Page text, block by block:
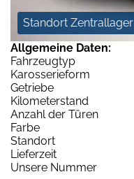
Standort Zentrallager
Allgemeine Daten:
Fahrzeugtyp
Karosserieform
Getriebe
Kilometerstand
Anzahl der Türen
Farbe
Standort
Lieferzeit
Unsere Nummer